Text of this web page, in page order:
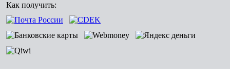
Как получить: